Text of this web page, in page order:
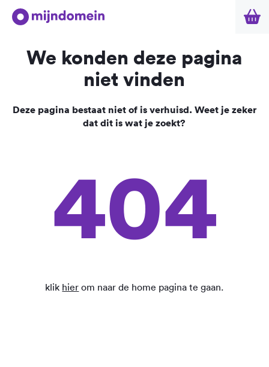
We konden deze pagina
niet vinden
Deze pagina bestaat niet of is verhuisd. Weet je zeker
dat dit is wat je zoekt?
404
klik hier om naar de home pagina te gaan.